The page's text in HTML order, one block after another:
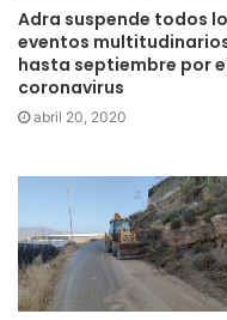
Adra suspende todos
eventos
hasta septiembre por
coronavirus
abril 20, 2020